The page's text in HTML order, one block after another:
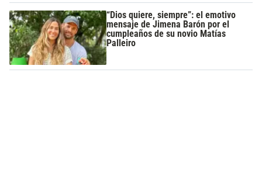
“Dios quiere, siempre”: el emotivo
mensaje de Jimena Barón por el
cumpleaños de su novio Matías
Palleiro